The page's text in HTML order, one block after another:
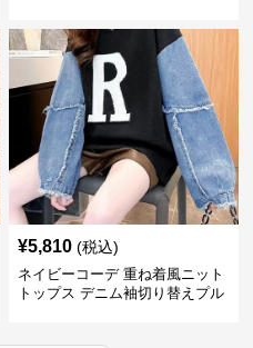
¥5,810 (税込)
ネイビーコーデ 重ね着風ニット
トップス デニム袖切り替えプル